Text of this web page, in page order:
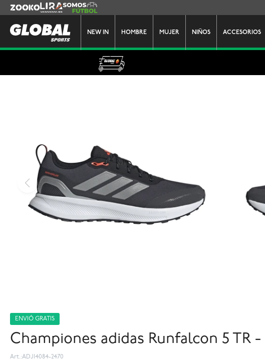
NEW IN HOMBRE MUJER NIÑOS ACCESORIOS
Zooko Lira Somos Futbol
ENVIÓ GRATIS
Championes adidas Runfalcon 5 TR -
ADJI4084-2470